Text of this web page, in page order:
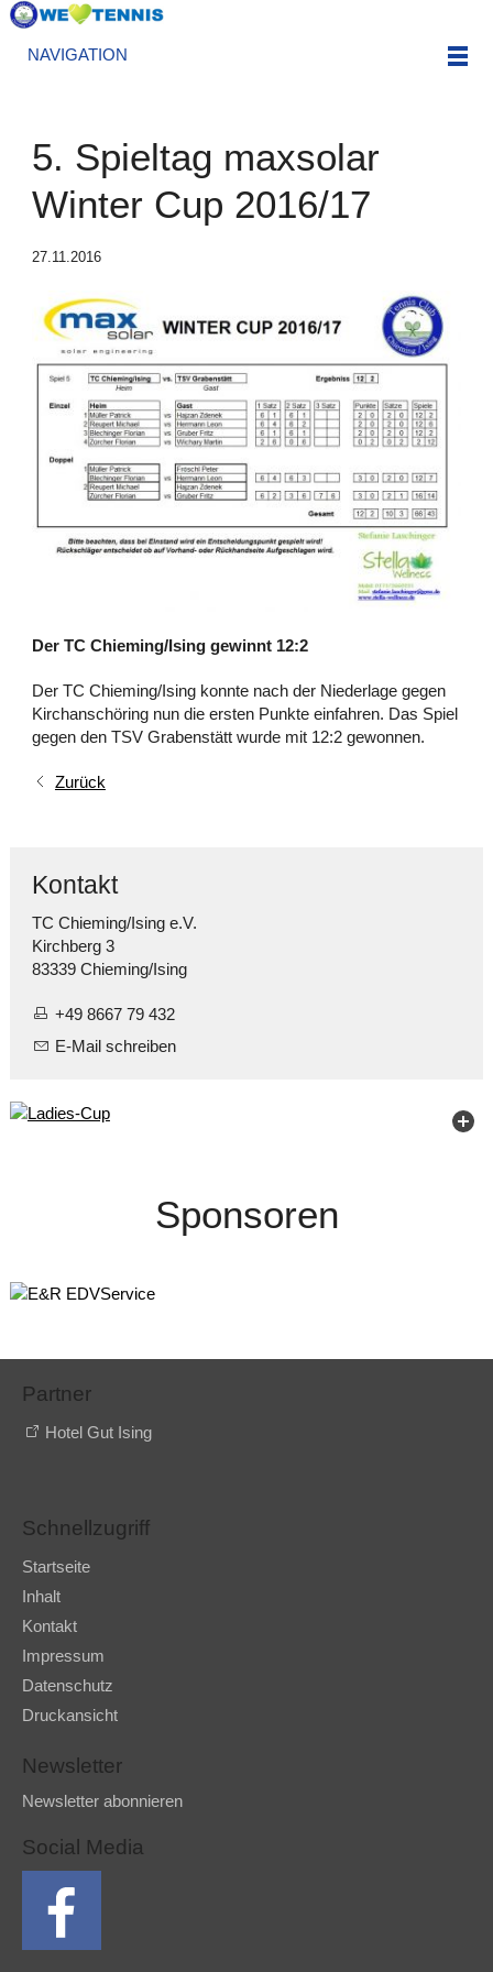
NAVIGATION
5. Spieltag maxsolar
Winter Cup 2016/17
27.11.2016
Der TC Chieming/Ising gewinnt 12:2
Der TC Chieming/Ising konnte nach der Niederlage gegen
Kirchanschöring nun die ersten Punkte einfahren. Das Spiel
gegen den TSV Grabenstätt wurde mit 12:2 gewonnen.
Zurück
Kontakt
TC Chieming/Ising e.V.
Kirchberg 3
83339 Chieming/Ising
+49 8667 79 432
E-Mail schreiben
Sponsoren
Partner
Hotel Gut Ising
Schnellzugriff
Startseite
Inhalt
Kontakt
Impressum
Datenschutz
Druckansicht
Newsletter
Newsletter abonnieren
Social Media